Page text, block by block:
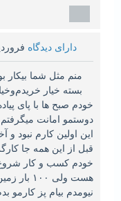
دارای دیدگاه فروردین
بسته خیار
خودم صبح ها با پای
دوستمو امانت
این اولین کارم نبود
قبل از این همه جا
خودم کسب و کار
نیومدم بیام پز